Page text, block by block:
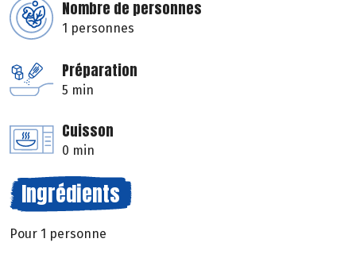
Nombre de personnes
1 personnes
Préparation
5 min
Cuisson
0 min
Ingrédients
Pour 1 personne